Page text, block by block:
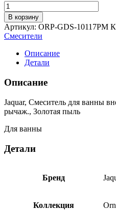
Количество
товара
Jaquar,
Смеситель
для
ванны
внешний,
Ornamix
Prime,
1-
Золотая
пыль
ORP-
GDS-
В корзину
Артикул: ORP-GDS-10117PM
Смесители
Описание
Детали
Описание
Jaquar, Смеситель для ванны
рычаж., Золотая пыль
Для ванны
Детали
Бренд
Коллекция